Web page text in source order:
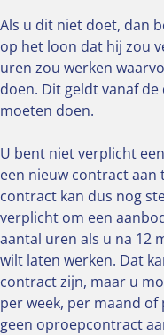
Als u dit niet doet, dan
op het loon dat hij zou
uren zou werken
doen. Dit geldt vanaf
moeten doen.
U bent niet verplicht
een nieuw contract aan
contract kan dus nog
verplicht om een
aantal uren als u na 12
wilt laten werken. Dat
contract zijn, maar u
per week, per maand
geen oproepcontract